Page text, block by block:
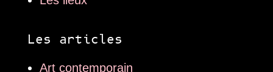
Les articles
Art contemporain